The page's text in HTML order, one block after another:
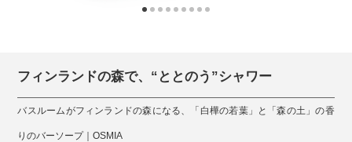
フィンランドの森で、“ととのう”シャワー
バスルームがフィンランドの森になる、「白樺の若葉」と「森の土」の香
りのバーソープ｜OSMIA